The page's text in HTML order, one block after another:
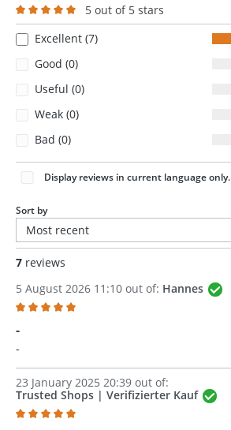
Average rating of 5 out of 5 stars
5 out of 5 stars
Excellent (7)
Good (0)
Useful (0)
Weak (0)
Bad (0)
Display reviews in current language only.
Sort by
7 reviews
5 August 2026 11:10 out of: Hannes
-
-
23 January 2025 20:39 out of:
Trusted Shops | Verifizierter Kauf